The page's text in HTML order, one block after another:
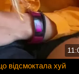
відсмоктала хуй